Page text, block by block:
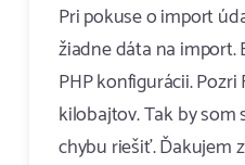
Pri pokuse o import
žiadne dáta na
PHP konfigurácii.
kilobajtov. Tak by
chybu riešiť. Ďakujem